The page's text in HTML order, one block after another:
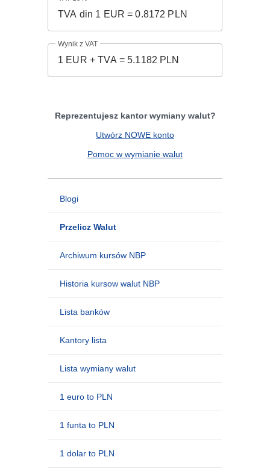
Wynik z VAT
Reprezentujesz kantor wymiany walut?
Utwórz NOWE konto
Pomoc w wymianie walut
Blogi
Przelicz Walut
Archiwum kursów NBP
Historia kursow walut NBP
Lista banków
Kantory lista
Lista wymiany walut
1 euro to PLN
1 funta to PLN
1 dolar to PLN